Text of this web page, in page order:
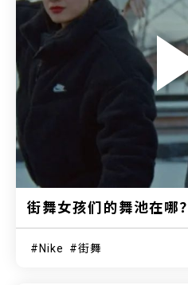
街舞女孩们的舞池在哪？
Nike 街舞